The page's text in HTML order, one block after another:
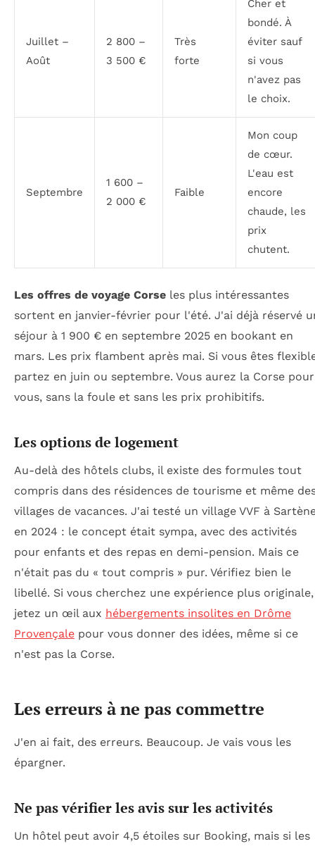
Juillet –
Août
2 800 –
3 500 €
Très
forte
Cher et
bondé. À
éviter sauf
si vous
n'avez pas
le choix.
Septembre
1 600 –
2 000 €
Faible
Mon coup
de cœur.
L'eau est
encore
chaude, les
prix
chutent.
Les offres de voyage Corse les plus intéressantes
sortent en janvier-février pour l'été. J'ai déjà réservé
séjour à 1 900 € en septembre 2025 en bookant en
mars. Les prix flambent après mai. Si vous êtes
partez en juin ou septembre. Vous aurez la Corse pour
vous, sans la foule et sans les prix prohibitifs.
Les options de logement
Au-delà des hôtels clubs, il existe des formules tout
compris dans des résidences de tourisme et même
villages de vacances. J'ai testé un village VVF à
en 2024 : le concept était sympa, avec des activités
pour enfants et des repas en demi-pension. Mais ce
n'était pas du « tout compris » pur. Vérifiez bien le
libellé. Si vous cherchez une expérience plus originale,
jetez un œil aux hébergements insolites en Drôme
Provençale pour vous donner des idées, même si ce
n'est pas la Corse.
Les erreurs à ne pas commettre
J'en ai fait, des erreurs. Beaucoup. Je vais vous les
épargner.
Ne pas vérifier les avis sur les activités
Un hôtel peut avoir 4,5 étoiles sur Booking, mais si les